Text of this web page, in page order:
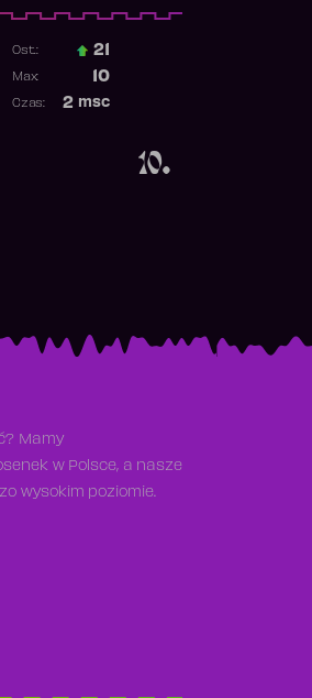
10.
Ost.: 21
10
Max:
2 msc
Czas:
Mamy
w Polsce, a nasze
wysokim poziomie.